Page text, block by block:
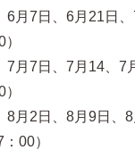
6月7日、6月21日
7月7日、7月14、
8月2日、8月9日、
00）